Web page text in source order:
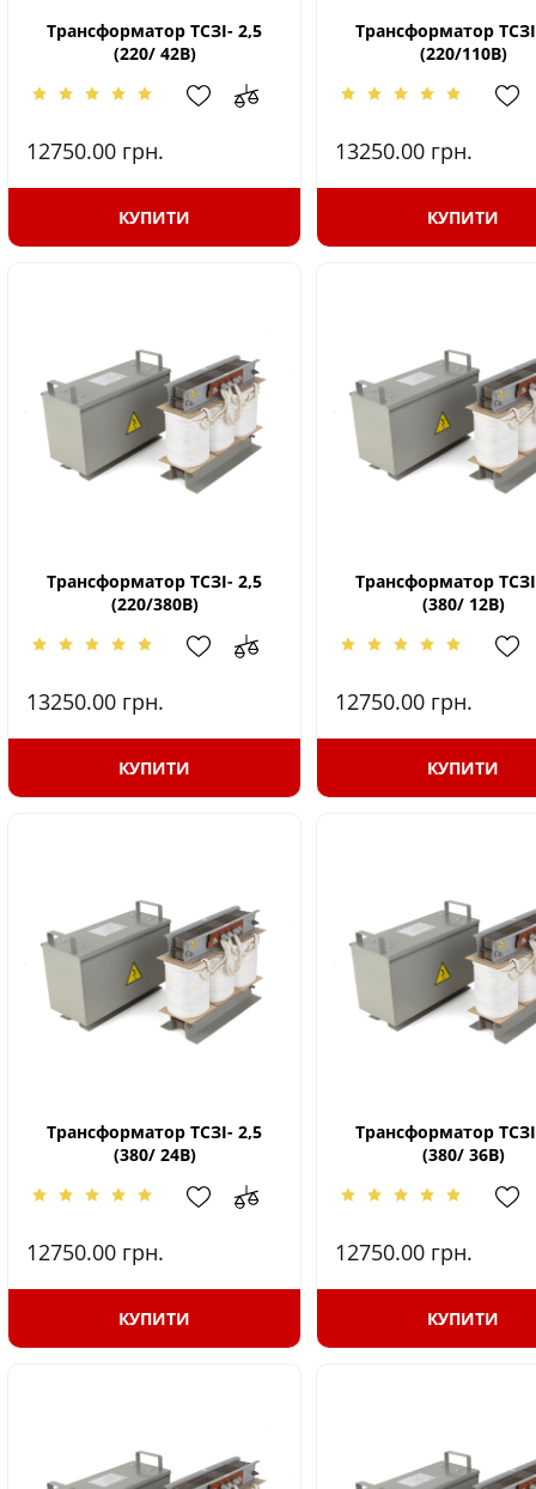
Трансформатор ТСЗІ- 2,5
(220/ 42В)
12750.00 грн.
КУПИТИ
Трансформатор
(220/110В)
13250.00 грн.
КУПИТИ
Трансформатор ТСЗІ- 2,5
(220/380В)
13250.00 грн.
КУПИТИ
Трансформатор
(380/ 12В)
12750.00 грн.
КУПИТИ
Трансформатор ТСЗІ- 2,5
(380/ 24В)
12750.00 грн.
КУПИТИ
Трансформатор
(380/ 36В)
12750.00 грн.
КУПИТИ